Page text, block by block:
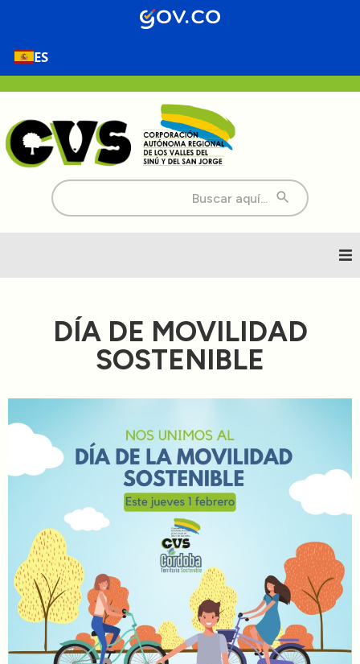
ES
Buscar:
Nosotros
Transparencia
Servcio al Ciudadano
Participa
Trámites y Servicios
Contáctenos
DÍA DE MOVILIDAD
SOSTENIBLE